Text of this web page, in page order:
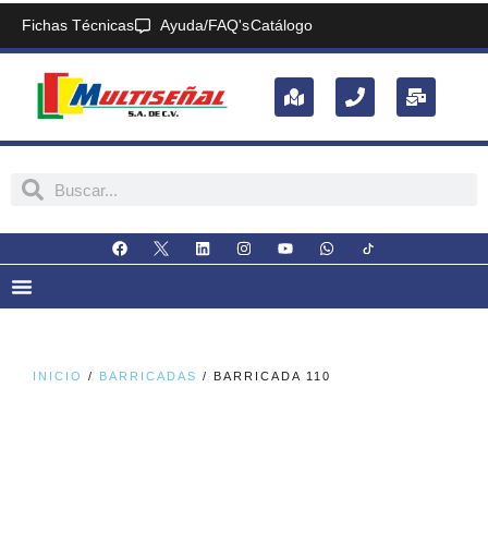
Fichas Técnicas Ayuda/FAQ'sCatálogo
INICIO / BARRICADAS / BARRICADA 110